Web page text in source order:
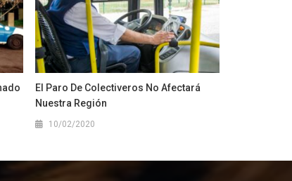
El Paro De Colectiveros No Afectará
Nuestra Región
10/02/2020